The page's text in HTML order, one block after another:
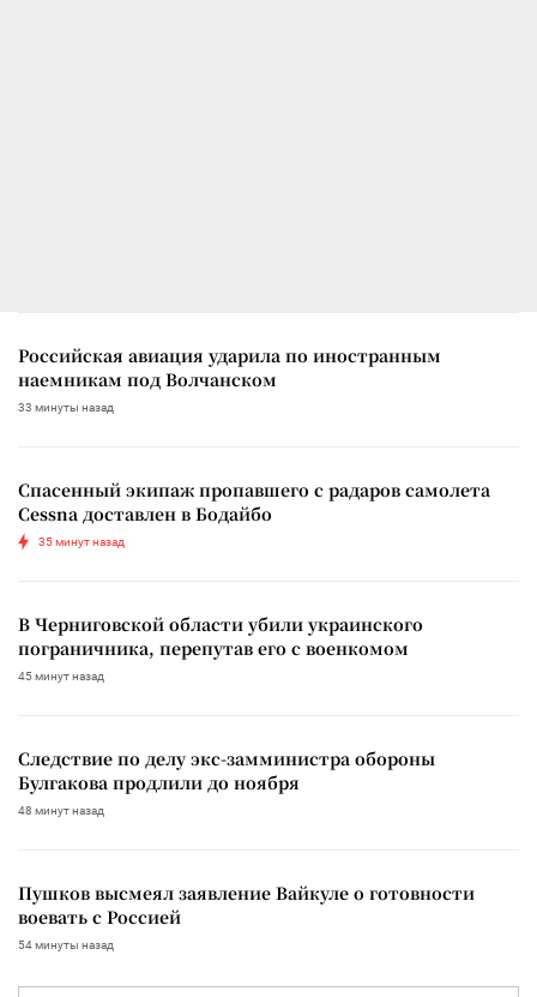
Российская авиация ударила по иностранным
наемникам под Волчанском
33 минуты назад
Спасенный экипаж пропавшего с радаров самолета
Cessna доставлен в Бодайбо
35 минут назад
В Черниговской области убили украинского
пограничника, перепутав его с военкомом
45 минут назад
Следствие по делу экс-замминистра обороны
Булгакова продлили до ноября
48 минут назад
Пушков высмеял заявление Вайкуле о готовности
воевать с Россией
54 минуты назад